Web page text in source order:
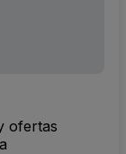
ofertas